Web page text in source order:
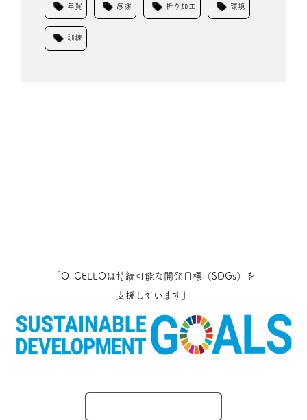
年賀 感謝 折り加工 環境
訓練
「O-CELLOは持続可能な開発目標（SDGs）を
支援しています」